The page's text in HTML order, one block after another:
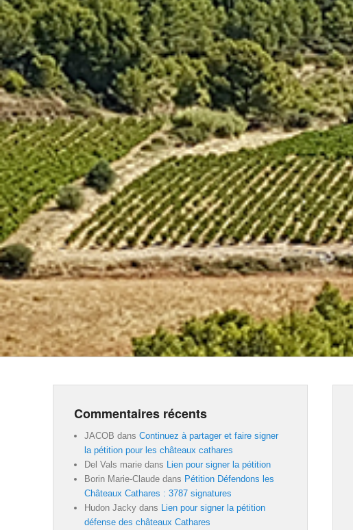
Commentaires récents
JACOB dans Continuez à partager et faire signer
la pétition pour les châteaux cathares
Del Vals marie dans
Lien pour signer la pétition
Borin Marie-Claude dans Pétition Défendons les
Châteaux Cathares : 3787 signatures
Hudon Jacky dans
Lien pour signer la pétition
défense des châteaux Cathares